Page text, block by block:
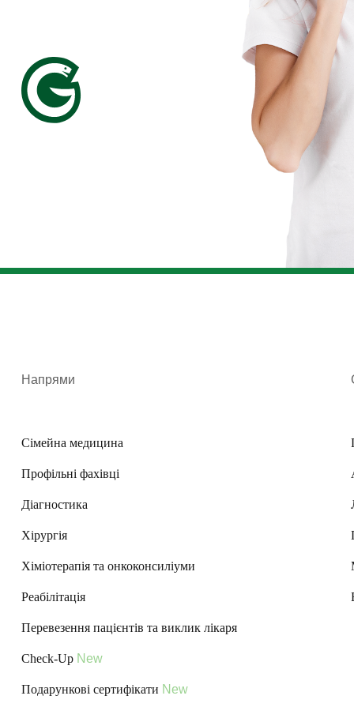
Напрями
Сімейна медицина
Профільні фахівці
Діагностика
Хірургія
Хіміотерапія та онкоконсиліуми
Реабілітація
Перевезення пацієнтів та виклик лікаря
Check-Up New
Подарункові сертифікати New